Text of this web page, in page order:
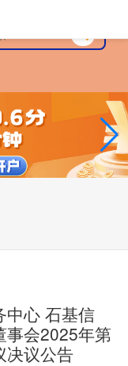
中心 石基信
事会2025年第
决议公告